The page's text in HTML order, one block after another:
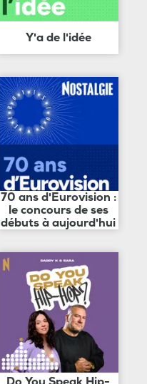
Y'a de l'idée
70 ans d'Eurovision :
le concours de ses
débuts à aujourd'hui